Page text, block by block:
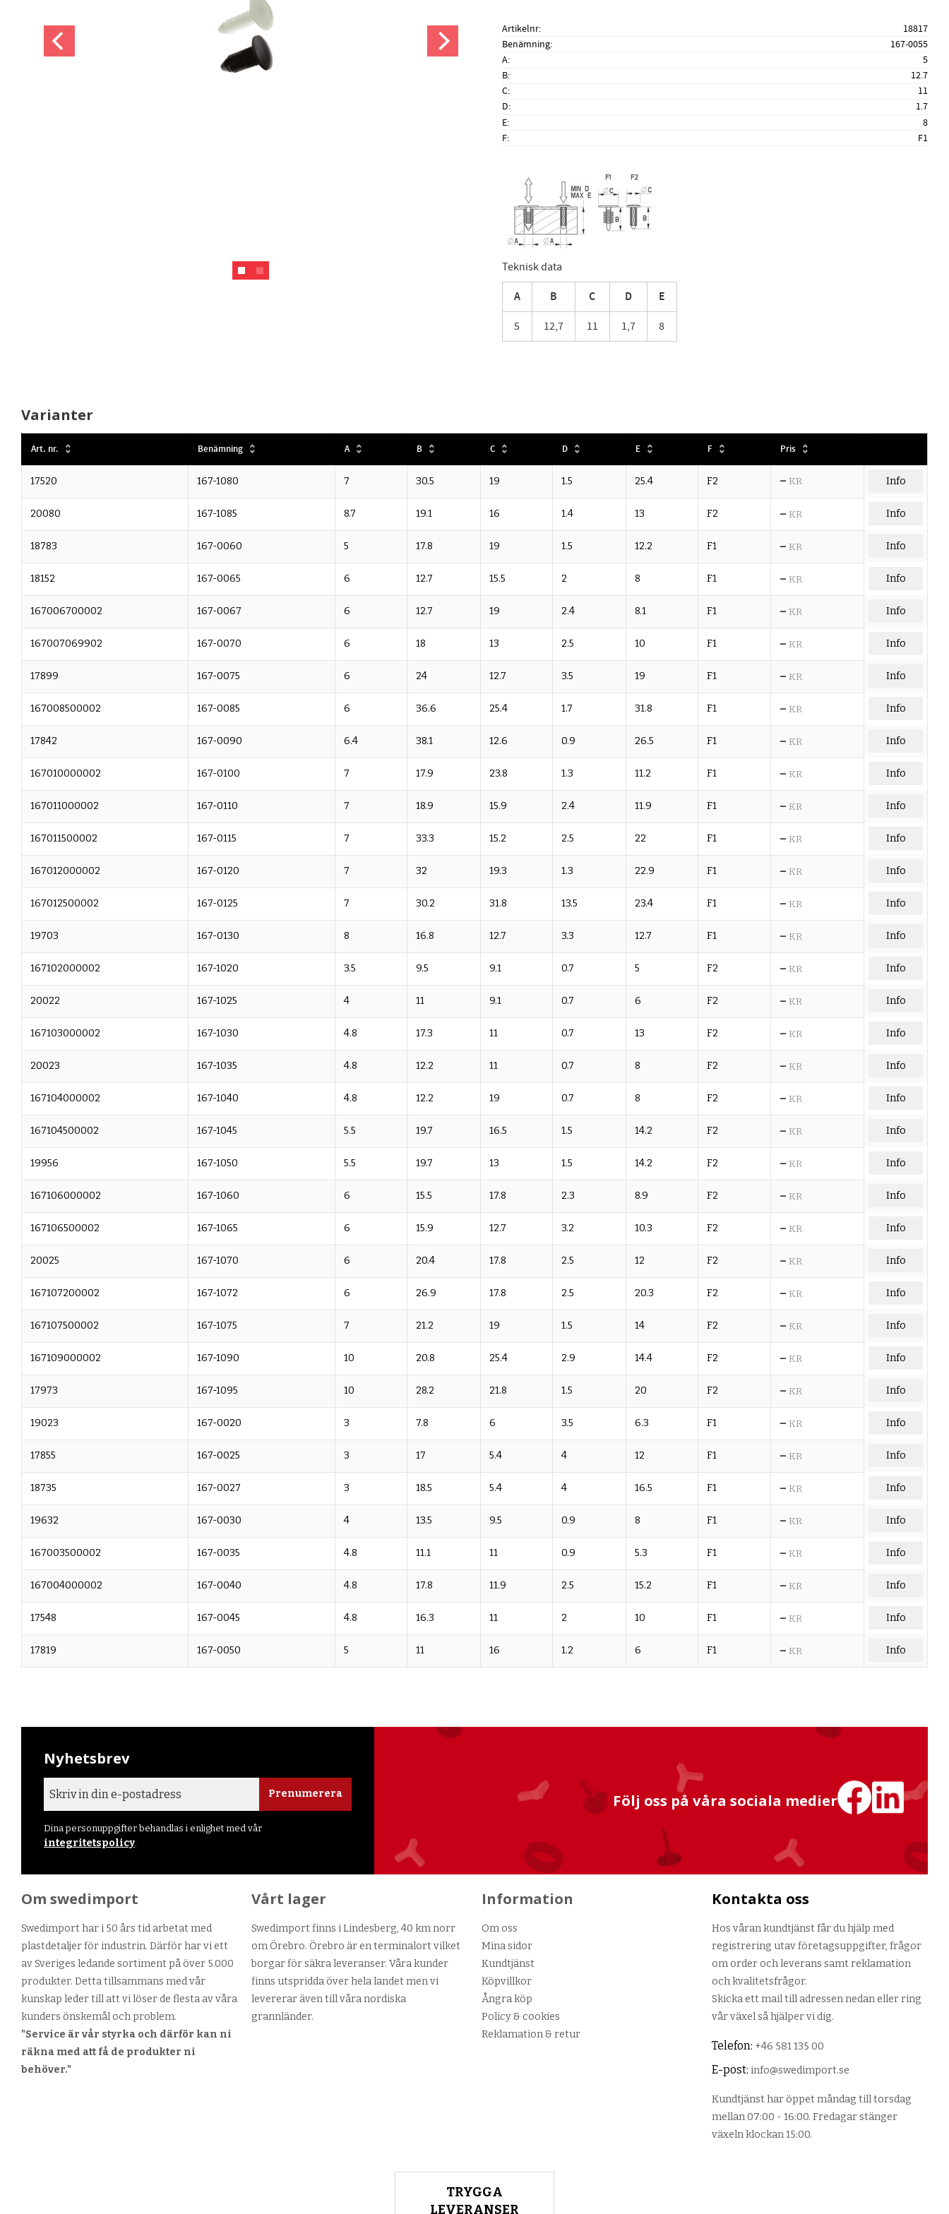
Artikelnr
18817
Benämning
167-0055
A
5
B
12.7
C
11
D
1.7
E
8
F
F1
Teknisk data
A B C D E
5 12,7 11 1,7 8
Varianter
Art. nr. Benämning A B C D E F Pris
17520 167-1080 7 30.5 19 1.5 25.4 F2 – KR Info
20080 167-1085 8.7 19.1 16 1.4 13 F2 – KR Info
18783 167-0060 5 17.8 19 1.5 12.2 F1 – KR Info
18152 167-0065 6 12.7 15.5 2 8 F1 – KR Info
167006700002 167-0067 6 12.7 19 2.4 8.1 F1 – KR Info
167007069902 167-0070 6 18 13 2.5 10 F1 – KR Info
17899 167-0075 6 24 12.7 3.5 19 F1 – KR Info
167008500002 167-0085 6 36.6 25.4 1.7 31.8 F1 – KR Info
17842 167-0090 6.4 38.1 12.6 0.9 26.5 F1 – KR Info
167010000002 167-0100 7 17.9 23.8 1.3 11.2 F1 – KR Info
167011000002 167-0110 7 18.9 15.9 2.4 11.9 F1 – KR Info
167011500002 167-0115 7 33.3 15.2 2.5 22 F1 – KR Info
167012000002 167-0120 7 32 19.3 1.3 22.9 F1 – KR Info
167012500002 167-0125 7 30.2 31.8 13.5 23.4 F1 – KR Info
19703 167-0130 8 16.8 12.7 3.3 12.7 F1 – KR Info
167102000002 167-1020 3.5 9.5 9.1 0.7 5 F2 – KR Info
20022 167-1025 4 11 9.1 0.7 6 F2 – KR Info
167103000002 167-1030 4.8 17.3 11 0.7 13 F2 – KR Info
20023 167-1035 4.8 12.2 11 0.7 8 F2 – KR Info
167104000002 167-1040 4.8 12.2 19 0.7 8 F2 – KR Info
167104500002 167-1045 5.5 19.7 16.5 1.5 14.2 F2 – KR Info
19956 167-1050 5.5 19.7 13 1.5 14.2 F2 – KR Info
167106000002 167-1060 6 15.5 17.8 2.3 8.9 F2 – KR Info
167106500002 167-1065 6 15.9 12.7 3.2 10.3 F2 – KR Info
20025 167-1070 6 20.4 17.8 2.5 12 F2 – KR Info
167107200002 167-1072 6 26.9 17.8 2.5 20.3 F2 – KR Info
167107500002 167-1075 7 21.2 19 1.5 14 F2 – KR Info
167109000002 167-1090 10 20.8 25.4 2.9 14.4 F2 – KR Info
17973 167-1095 10 28.2 21.8 1.5 20 F2 – KR Info
19023 167-0020 3 7.8 6 3.5 6.3 F1 – KR Info
17855 167-0025 3 17 5.4 4 12 F1 – KR Info
18735 167-0027 3 18.5 5.4 4 16.5 F1 – KR Info
19632 167-0030 4 13.5 9.5 0.9 8 F1 – KR Info
167003500002 167-0035 4.8 11.1 11 0.9 5.3 F1 – KR Info
167004000002 167-0040 4.8 17.8 11.9 2.5 15.2 F1 – KR Info
17548 167-0045 4.8 16.3 11 2 10 F1 – KR Info
17819 167-0050 5 11 16 1.2 6 F1 – KR Info
Nyhetsbrev
Prenumerera
Dina personuppgifter behandlas i enlighet med vår
integritetspolicy
Följ oss på våra sociala medier
Om swedimport
Swedimport har i 50 års tid arbetat med
plastdetaljer för industrin. Därför har vi ett
av Sveriges ledande sortiment på över 5.000
produkter. Detta tillsammans med vår
kunskap leder till att vi löser de flesta av våra
kunders önskemål och problem.
"Service är vår styrka och därför kan ni
räkna med att få de produkter ni
behöver."
Vårt lager
Swedimport finns i Lindesberg, 40 km norr
om Örebro. Örebro är en terminalort vilket
borgar för säkra leveranser. Våra kunder
finns utspridda över hela landet men vi
levererar även till våra nordiska
grannländer.
Information
Om oss
Mina sidor
Kundtjänst
Köpvillkor
Ångra köp
Policy & cookies
Reklamation & retur
Kontakta oss
Hos våran kundtjänst får du hjälp med
registrering utav företagsuppgifter, frågor
om order och leverans samt reklamation
och kvalitetsfrågor.
Skicka ett mail till adressen nedan eller ring
vår växel så hjälper vi dig.
Telefon: +46 581 135 00
E-post: info@swedimport.se
Kundtjänst har öppet måndag till torsdag
mellan 07:00 - 16:00. Fredagar stänger
växeln klockan 15:00.
TRYGGA
LEVERANSER